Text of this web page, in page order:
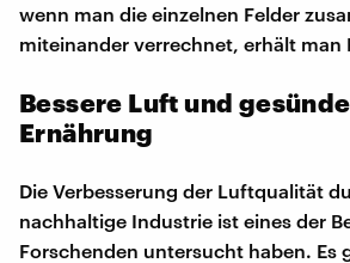
wenn man die einzelnen Felder
miteinander verrechnet, erhält man
Bessere Luft und
Ernährung
Die Verbesserung der Luftqualität
nachhaltige Industrie ist eines der
Forschenden untersucht haben. Es